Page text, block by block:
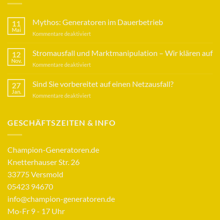
11
Mai
Mythos: Generatoren im Dauerbetrieb
Kommentare deaktiviertfür
Generatoren
Dauerbetrieb
12
Nov.
Stromausfall und Marktmanipulation – Wir klären auf
Kommentare deaktiviertfür
und
–
auf
27
Jan.
Sind Sie vorbereitet auf einen Netzausfall?
Kommentare deaktiviertfür
vorbereitet
GESCHÄFTSZEITEN & INFO
Champion-Generatoren.de
Knetterhauser Str. 26
33775 Versmold
05423 94670
info@champion-generatoren.de
Mo-Fr 9 - 17 Uhr